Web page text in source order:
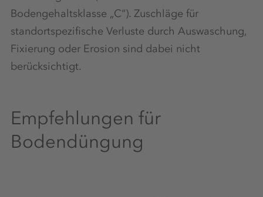
Bodengehaltsklasse „C“). Zuschläge für
standortspezifische Verluste durch Auswaschung,
Fixierung oder Erosion sind dabei nicht
berücksichtigt.
Empfehlungen für
Bodendüngung